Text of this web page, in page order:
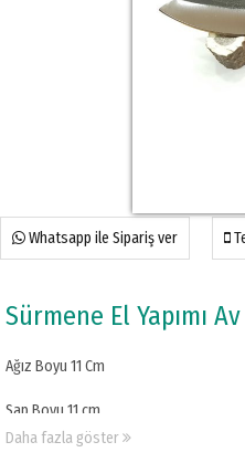
Whatsapp ile Sipariş ver
Sürmene El Yapımı Av
Ağız Boyu 11 Cm
Sap Boyu 11 cm
Daha fazla göster